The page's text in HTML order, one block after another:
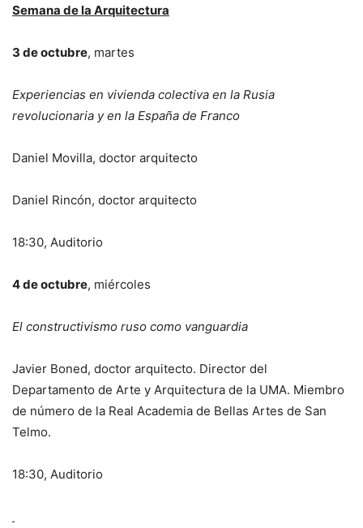
Semana de la Arquitectura
3 de octubre, martes
Experiencias en vivienda colectiva en la Rusia
revolucionaria y en la España de Franco
Daniel Movilla, doctor arquitecto
Daniel Rincón, doctor arquitecto
18:30, Auditorio
4 de octubre, miércoles
El constructivismo ruso como vanguardia
Javier Boned, doctor arquitecto. Director del
Departamento de Arte y Arquitectura de la UMA. Miembro
de número de la Real Academia de Bellas Artes de San
Telmo.
18:30, Auditorio